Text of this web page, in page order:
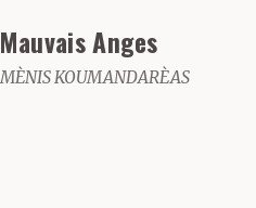
Mauvais Anges
MÈNIS KOUMANDARÈAS